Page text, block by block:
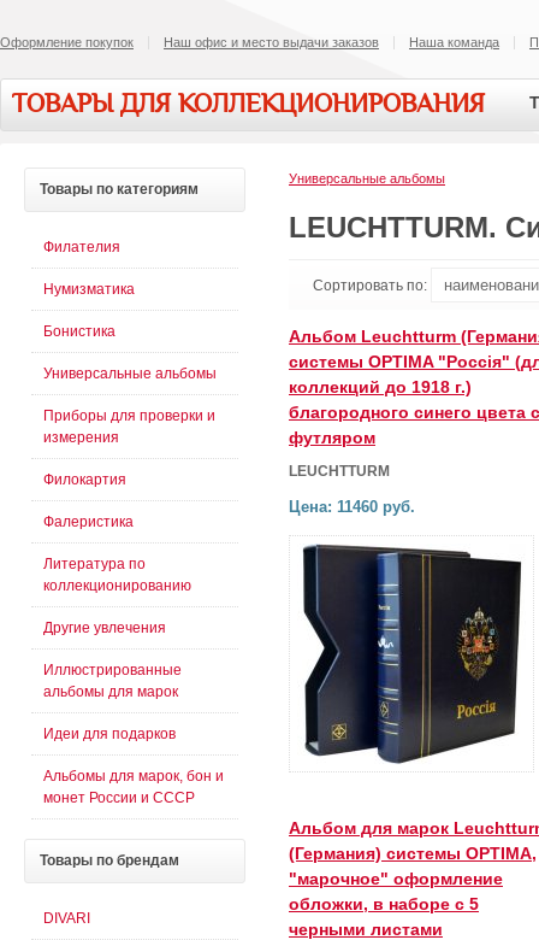
Оформление покупок Наш офис и место выдачи заказов Наша команда
ТОВАРЫ ДЛЯ КОЛЛЕКЦИОНИРОВАНИЯ
Универсальные альбомы
LEUCHTTURM.
Сортировать по:
Альбом Leuchtturm
системы OPTIMA "Россiя"
коллекций до 1918 г.)
благородного синего цвета с
футляром
LEUCHTTURM
Цена: 11460 руб.
Альбом для марок
(Германия) системы OPTIMA,
"марочное" оформление
обложки, в наборе с 5
черными листами
Товары по категориям
Филателия
Нумизматика
Бонистика
Универсальные альбомы
Приборы для проверки и
измерения
Филокартия
Фалеристика
Литература по
коллекционированию
Другие увлечения
Иллюстрированные
альбомы для марок
Идеи для подарков
Альбомы для марок, бон и
монет России и СССР
Товары по брендам
DIVARI